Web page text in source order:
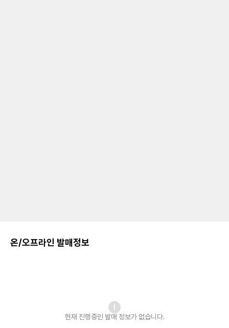
온/오프라인 발매정보
현재 진행중인 발매 정보가 없습니다.